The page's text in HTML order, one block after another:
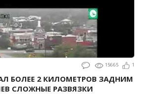
15665 1
БОЛЕЕ 2 КИЛОМЕТРОВ ЗАДНИМ
СЛОЖНЫЕ РАЗВЯЗКИ